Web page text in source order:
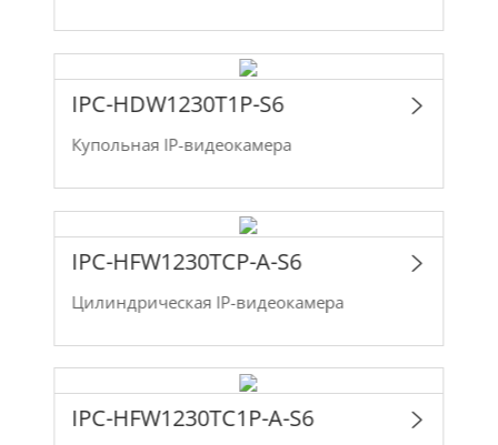
IPC-HDW1230T1P-S6
Купольная IP-видеокамера
IPC-HFW1230TCP-A-S6
Цилиндрическая IP-видеокамера
IPC-HFW1230TC1P-A-S6